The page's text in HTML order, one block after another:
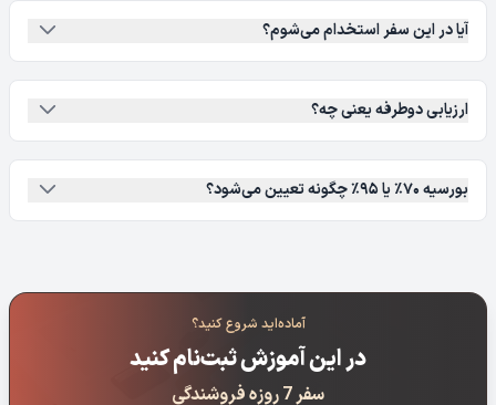
آیا در این سفر استخدام می‌شوم؟
ارزیابی دوطرفه یعنی چه؟
بورسیه ۷۰٪ یا ۹۵٪ چگونه تعیین می‌شود؟
آماده‌اید شروع کنید؟
در این آموزش ثبت‌نام کنید
سفر 7 روزه فروشندگی